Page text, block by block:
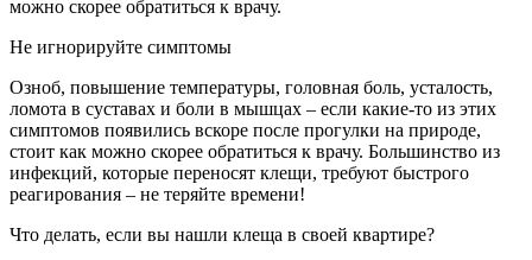
можно скорее обратиться к врачу.
Не игнорируйте симптомы
Озноб, повышение температуры, головная боль, усталость,
ломота в суставах и боли в мышцах – если какие-то из этих
симптомов появились вскоре после прогулки на природе,
стоит как можно скорее обратиться к врачу. Большинство из
инфекций, которые переносят клещи, требуют быстрого
реагирования – не теряйте времени!
Что делать, если вы нашли клеща в своей квартире?